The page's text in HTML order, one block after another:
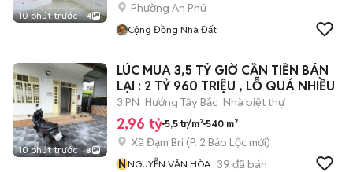
10 phút trước 4
Phường An Phú
Cộng Đồng Nhà Đất
10 phút trước 8
LÚC MUA 3,5 TỶ GIỜ CẦN TIỀN BÁN
LẠI : 2 TỶ 960 TRIỆU , LỖ QUÁ NHIỀU
3 PN Hướng Tây Bắc Nhà biệt thự
2,96 tỷ 5,5 tr/m² 540 m²
Xã Đạm Bri (P. 2 Bảo Lộc mới)
NNGUYỄN VĂN HÒA 39 đã bán